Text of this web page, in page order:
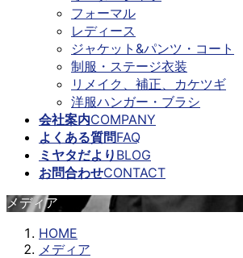
フォーマル
レディース
ジャケット&パンツ・コート
制服・ステージ衣装
リメイク、補正、カケツギ
洋服ハンガー・ブラシ
会社案内COMPANY
よくある質問FAQ
ミヤタだより BLOG
お問合わせCONTACT
メディア
HOME
メディア